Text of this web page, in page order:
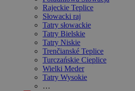
Rajeckie Teplice
Słowacki raj
Tatry słowackie
Tatry Bielskie
Tatry Niskie
Trenčianské Teplice
Turczańskie Cieplice
Wielki Meder
Tatry Wysokie
…